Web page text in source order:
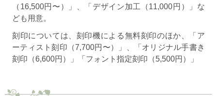
（16,500円〜）」、「デザイン加工（11,000円）」な
ども用意。
刻印については、刻印機による無料刻印のほか、「ア
ーティスト刻印（7,700円〜）」、「オリジナル手書き
刻印（6,600円）」「フォント指定刻印（5,500円）」